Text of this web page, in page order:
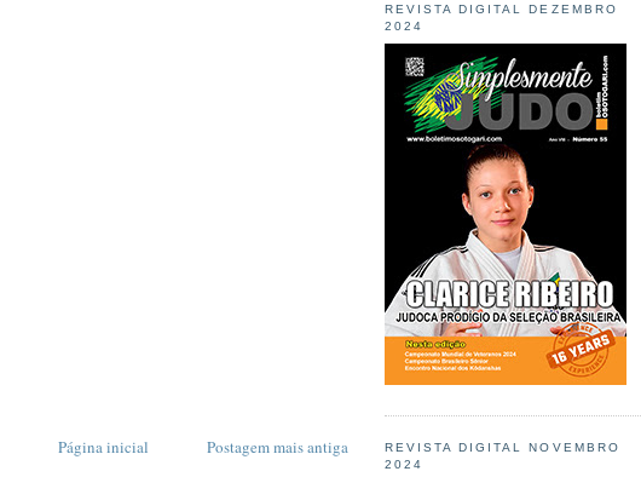
Postagem mais antiga
Página inicial
REVISTA DIGITAL DEZEMBRO
2024
REVISTA DIGITAL NOVEMBRO
2024